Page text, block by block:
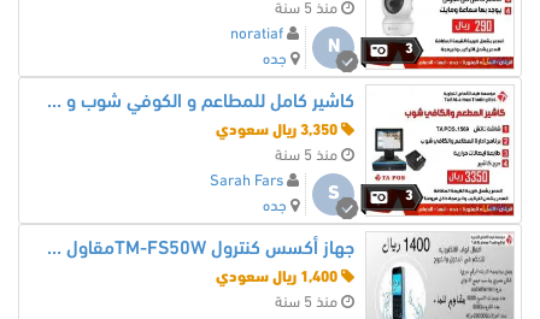
3
منذ 5 سنة
N
noratiaf
جده
3
كاشير كامل للمطاعم و الكوفي شوب و العصائر
منذ 5 سنة
S
Sarah Fars
جده
جهاز أكسس كنترول TM-FS50Wمقاول للماء للابواب
منذ 5 سنة